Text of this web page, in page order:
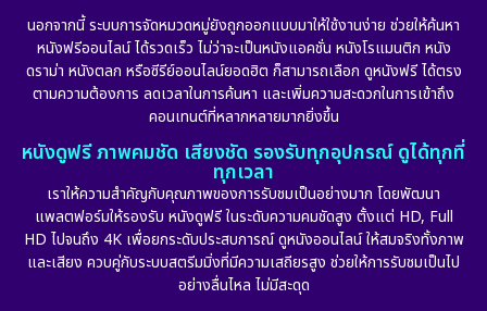
Drama ดราม่า (887)
Dystopian (17)
Emotional (101)
Epic มหากาพย์ (17)
Erotic (10)
นอกจากนี้ ระบบการจัดหมวดหมู่ยังถูกออกแบบมาให้ใช้งานง่าย ช่วยให้ค้นหา
หนังฟรีออนไลน์ ได้รวดเร็ว ไม่ว่าจะเป็นหนังแอคชั่น หนังโรแมนติก หนัง
ดราม่า หนังตลก หรือซีรีย์ออนไลน์ยอดฮิต ก็สามารถเลือก ดูหนังฟรี ได้ตรง
ตามความต้องการ ลดเวลาในการค้นหา และเพิ่มความสะดวกในการเข้าถึง
คอนเทนต์ที่หลากหลายมากยิ่งขึ้น
หนังดูฟรี ภาพคมชัด เสียงชัด รองรับทุกอุปกรณ์ ดูได้ทุกที่
ทุกเวลา
เราให้ความสำคัญกับคุณภาพของการรับชมเป็นอย่างมาก โดยพัฒนา
แพลตฟอร์มให้รองรับ หนังดูฟรี ในระดับความคมชัดสูง ตั้งแต่ HD, Full
HD ไปจนถึง 4K เพื่อยกระดับประสบการณ์ ดูหนังออนไลน์ ให้สมจริงทั้งภาพ
และเสียง ควบคู่กับระบบสตรีมมิ่งที่มีความเสถียรสูง ช่วยให้การรับชมเป็นไป
อย่างลื่นไหล ไม่มีสะดุด